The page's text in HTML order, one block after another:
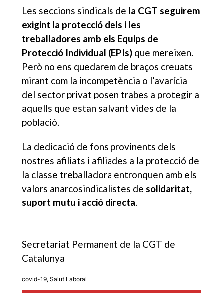
Les seccions sindicals de la CGT seguirem
exigint la protecció dels i les
treballadores amb els Equips de
Protecció Individual (EPIs) que mereixen.
Però no ens quedarem de braços creuats
mirant com la incompetència o l’avarícia
del sector privat posen trabes a protegir a
aquells que estan salvant vides de la
població.
La dedicació de fons provinents dels
nostres afiliats i afiliades a la protecció de
la classe treballadora entronquen amb els
valors anarcosindicalistes de solidaritat,
suport mutu i acció directa
Secretariat Permanent de la CGT de
Catalunya
covid-19,Salut Laboral